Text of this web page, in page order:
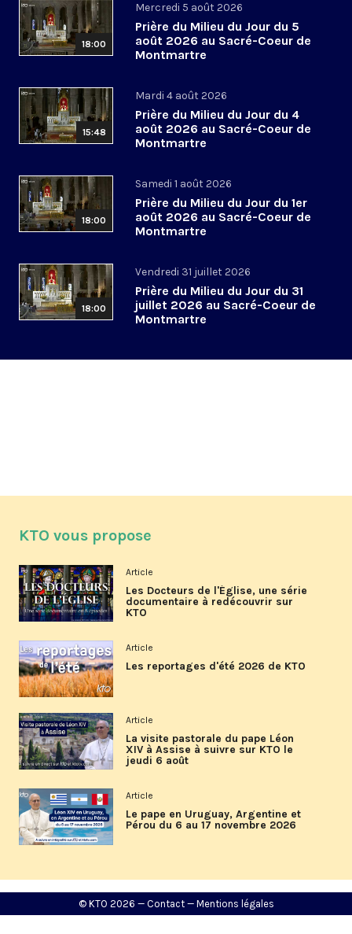
18:00
Mercredi 5 août 2026
Prière du Milieu du Jour du 5
août 2026 au Sacré-Coeur de
Montmartre
15:48
Mardi 4 août 2026
Prière du Milieu du Jour du 4
août 2026 au Sacré-Coeur de
Montmartre
18:00
Samedi 1 août 2026
Prière du Milieu du Jour du 1er
août 2026 au Sacré-Coeur de
Montmartre
18:00
Vendredi 31 juillet 2026
Prière du Milieu du Jour du 31
juillet 2026 au Sacré-Coeur de
Montmartre
KTO vous propose
Article
Les Docteurs de l'Église, une série
documentaire à redécouvrir sur
KTO
Article
Les reportages d'été 2026 de KTO
Article
La visite pastorale du pape Léon
XIV à Assise à suivre sur KTO le
jeudi 6 août
Article
Le pape en Uruguay, Argentine et
Pérou du 6 au 17 novembre 2026
© KTO 2026 — Contact— Mentions légales